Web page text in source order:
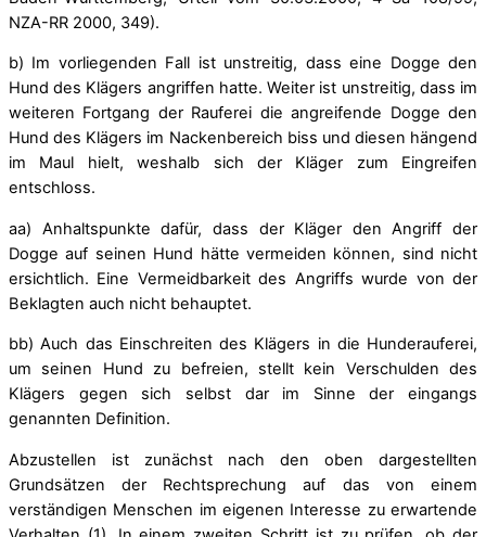
NZA-RR 2000, 349).
b) Im vorliegenden Fall ist unstreitig, dass eine Dogge den
Hund des Klägers angriffen hatte. Weiter ist unstreitig, dass im
weiteren Fortgang der Rauferei die angreifende Dogge den
Hund des Klägers im Nackenbereich biss und diesen hängend
im Maul hielt, weshalb sich der Kläger zum Eingreifen
entschloss.
aa) Anhaltspunkte dafür, dass der Kläger den Angriff der
Dogge auf seinen Hund hätte vermeiden können, sind nicht
ersichtlich. Eine Vermeidbarkeit des Angriffs wurde von der
Beklagten auch nicht behauptet.
bb) Auch das Einschreiten des Klägers in die Hunderauferei,
um seinen Hund zu befreien, stellt kein Verschulden des
Klägers gegen sich selbst dar im Sinne der eingangs
genannten Definition.
Abzustellen ist zunächst nach den oben dargestellten
Grundsätzen der Rechtsprechung auf das von einem
verständigen Menschen im eigenen Interesse zu erwartende